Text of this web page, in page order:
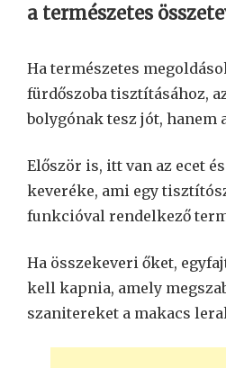
a természetes
Ha természetes
fürdőszoba tisztításához,
bolygónak tesz jót, hanem
Először is, itt van az ecet
keveréke, ami egy
funkcióval rendelkező
Ha összekeveri őket,
kell kapnia, amely
szanitereket a makacs